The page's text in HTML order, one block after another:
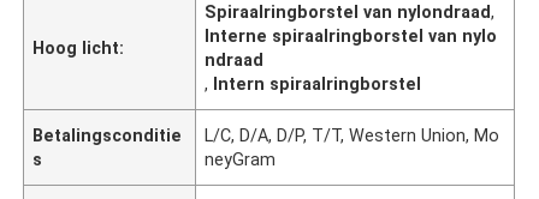
Hoog licht:
Spiraalringborstel van nylondraad,
Interne spiraalringborstel van nylo
ndraad
, Intern spiraalringborstel
Betalingsconditie
s
L/C, D/A, D/P, T/T, Western Union, Mo
neyGram